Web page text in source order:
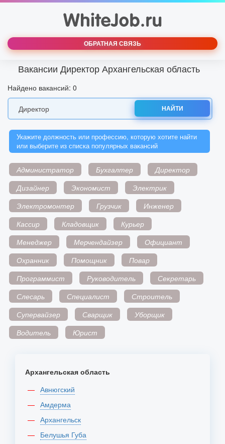
ОБРАТНАЯ СВЯЗЬ
Вакансии Директор Архангельская область
Найдено вакансий: 0
НАЙТИ
Укажите должность или профессию, которую хотите найти
или выберите из списка популярных вакансий
Администратор Бухгалтер
Директор
Дизайнер
Экономист
Электрик
Электромонтер
Грузчик
Инженер
Кассир
Кладовщик
Курьер
Менеджер
Мерчендайзер
Официант
Охранник
Помощник
Повар
Программист
Руководитель
Секретарь
Слесарь
Специалист
Строитель
Супервайзер
Сварщик
Уборщик
Водитель
Юрист
Архангельская область
Авнюгский
Амдерма
Архангельск
Белушья Губа